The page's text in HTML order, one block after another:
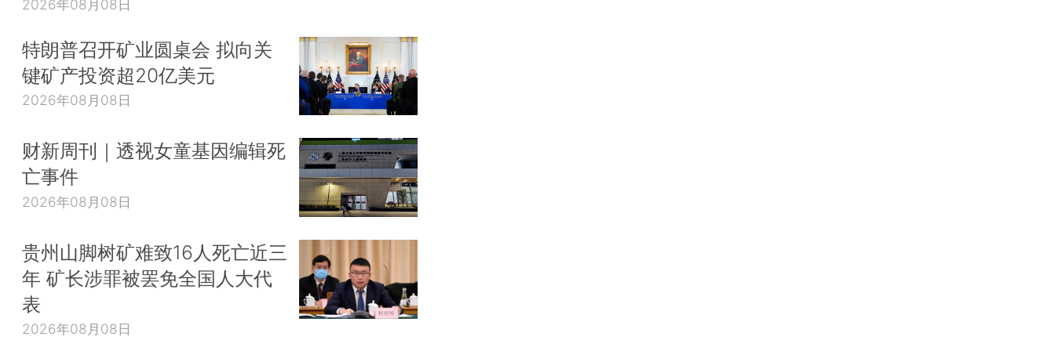
2026年08月08日
特朗普召开矿业圆桌会 拟向关
键矿产投资超20亿美元
2026年08月08日
财新周刊｜透视女童基因编辑死
亡事件
2026年08月08日
贵州山脚树矿难致16人死亡近三
年 矿长涉罪被罢免全国人大代
表
2026年08月08日